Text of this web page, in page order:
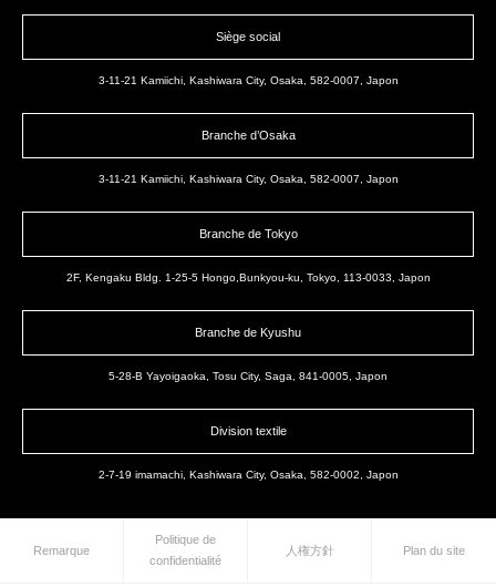
Siège social
3-11-21 Kamiichi, Kashiwara City, Osaka, 582-0007, Japon
Branche d’Osaka
3-11-21 Kamiichi, Kashiwara City, Osaka, 582-0007, Japon
Branche de Tokyo
2F, Kengaku Bldg. 1-25-5 Hongo,Bunkyou-ku, Tokyo, 113-0033, Japon
Branche de Kyushu
5-28-B Yayoigaoka, Tosu City, Saga, 841-0005, Japon
Division textile
2-7-19 imamachi, Kashiwara City, Osaka, 582-0002, Japon
Remarque
Politique de
confidentialité
人権方針 Plan du site